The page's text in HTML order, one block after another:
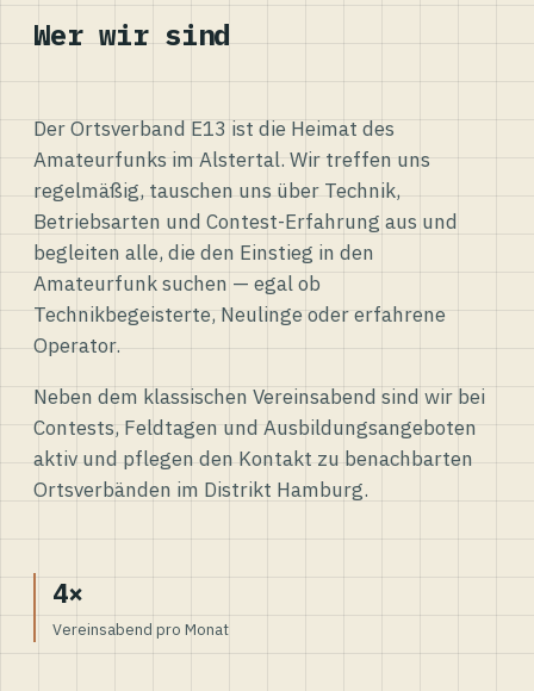
Wer wir sind
Der Ortsverband E13 ist die Heimat des
Amateurfunks im Alstertal. Wir treffen uns
regelmäßig, tauschen uns über Technik,
Betriebsarten und Contest-Erfahrung aus und
begleiten alle, die den Einstieg in den
Amateurfunk suchen — egal ob
Technikbegeisterte, Neulinge oder erfahrene
Operator.
Neben dem klassischen Vereinsabend sind wir bei
Contests, Feldtagen und Ausbildungsangeboten
aktiv und pflegen den Kontakt zu benachbarten
Ortsverbänden im Distrikt Hamburg.
4×
Vereinsabend pro Monat